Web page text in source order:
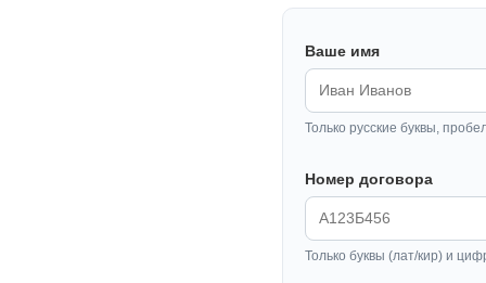
Ваше имя
Только русские буквы,
Номер договора
Только буквы (лат/кир) и